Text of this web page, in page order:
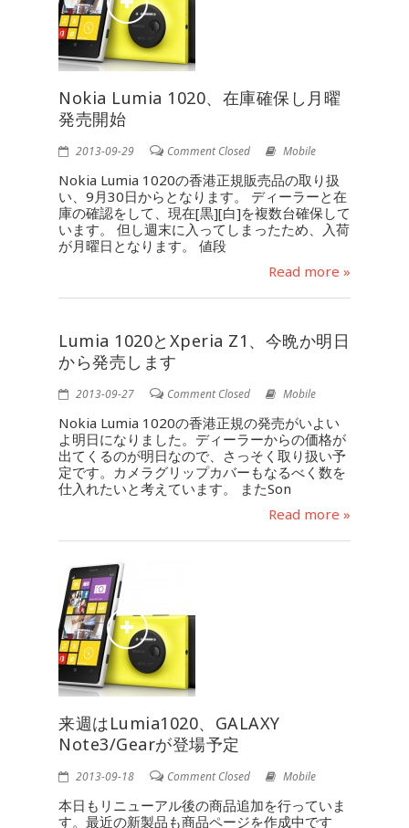
Nokia Lumia 1020、在庫確保し月曜
発売開始
2013-09-29 Comment Closed Mobile
Nokia Lumia 1020の香港正規販売品の取り扱
い、9月30日からとなります。 ディーラーと在
庫の確認をして、現在[黒][白]を複数台確保して
います。 但し週末に入ってしまったため、入荷
が月曜日となります。 値段
Read more »
Lumia 1020とXperia Z1、今晩か明日
から発売します
2013-09-27 Comment Closed Mobile
Nokia Lumia 1020の香港正規の発売がいよい
よ明日になりました。ディーラーからの価格が
出てくるのが明日なので、さっそく取り扱い予
定です。カメラグリップカバーもなるべく数を
仕入れたいと考えています。 またSon
Read more »
来週はLumia1020、GALAXY
Note3/Gearが登場予定
2013-09-18 Comment Closed Mobile
本日もリニューアル後の商品追加を行っていま
す。最近の新製品も商品ページを作成中です